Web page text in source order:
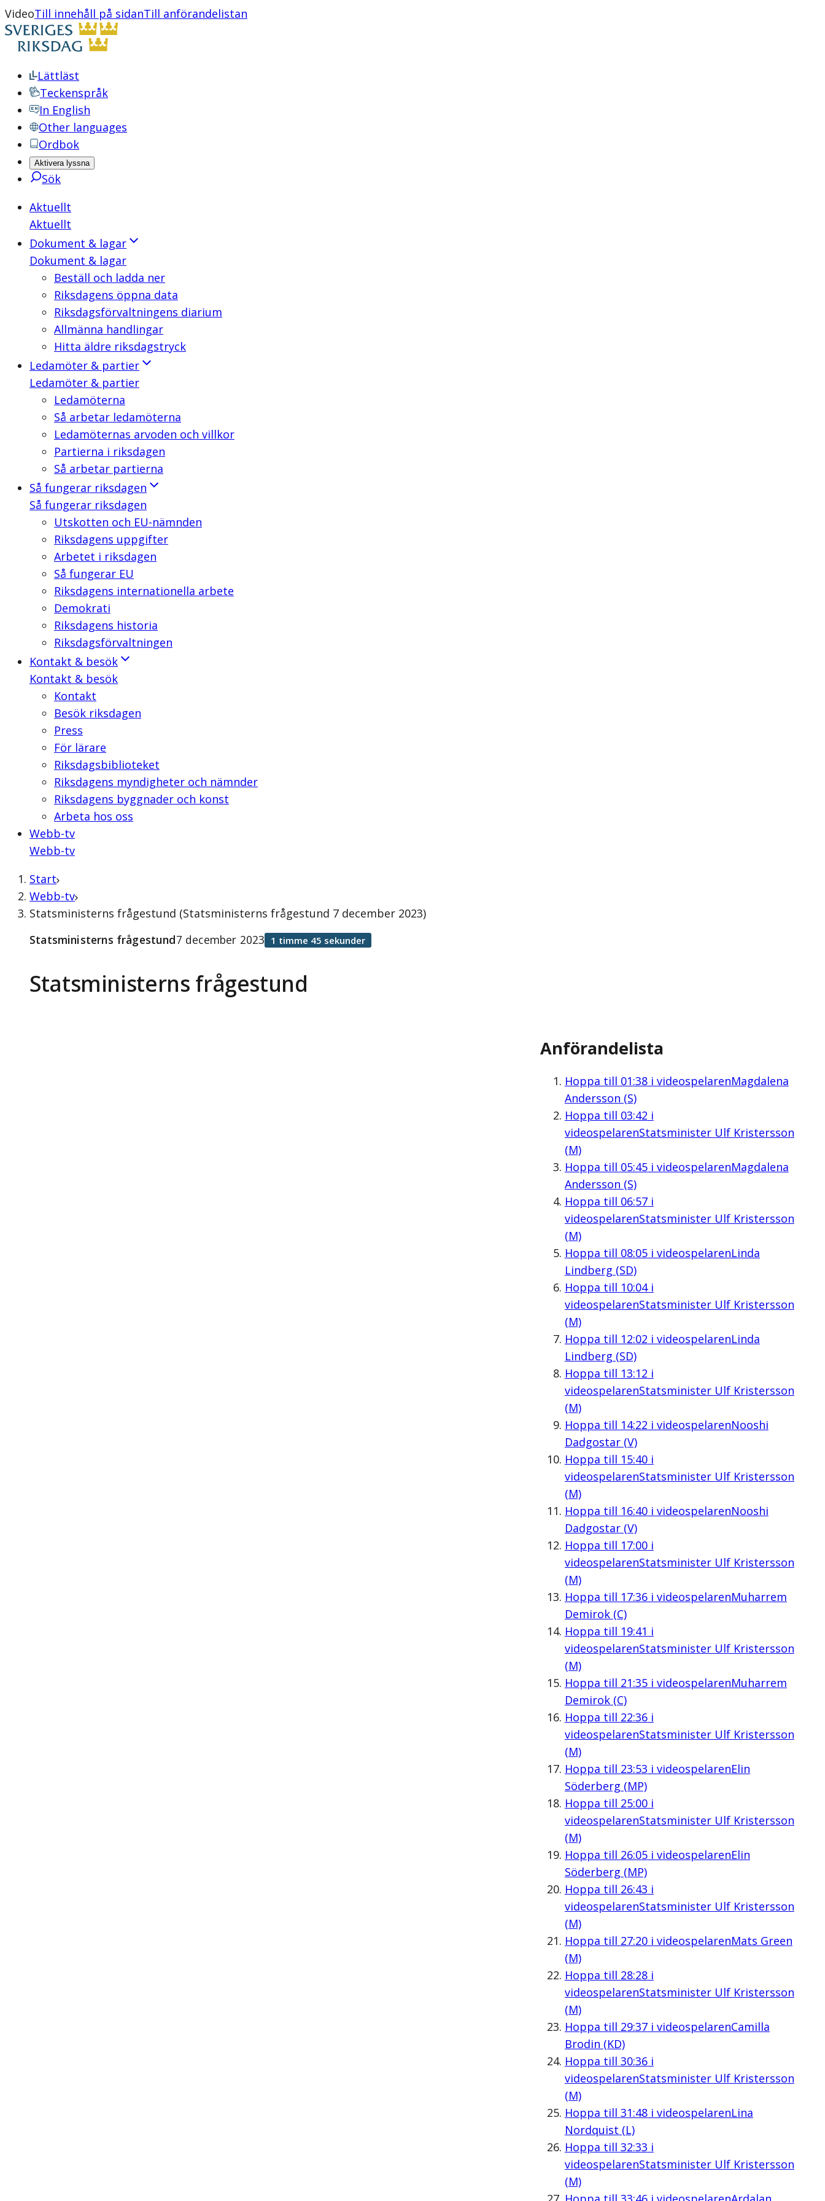
VideoTill innehåll på sidanTill anförandelistan
Lättläst
Teckenspråk
In English
Other languages
Ordbok
Aktivera lyssna
Sök
Aktuellt
Aktuellt
Dokument & lagar
Dokument & lagar
Beställ och ladda ner
Riksdagens öppna data
Riksdagsförvaltningens diarium
Allmänna handlingar
Hitta äldre riksdagstryck
Ledamöter & partier
Ledamöter & partier
Ledamöterna
Så arbetar ledamöterna
Ledamöternas arvoden och villkor
Partierna i riksdagen
Så arbetar partierna
Så fungerar riksdagen
Så fungerar riksdagen
Utskotten och EU-nämnden
Riksdagens uppgifter
Arbetet i riksdagen
Så fungerar EU
Riksdagens internationella arbete
Demokrati
Riksdagens historia
Riksdagsförvaltningen
Kontakt & besök
Kontakt & besök
Kontakt
Besök riksdagen
Press
För lärare
Riksdagsbiblioteket
Riksdagens myndigheter och nämnder
Riksdagens byggnader och konst
Arbeta hos oss
Webb-tv
Webb-tv
Start
Webb-tv
Statsministerns frågestund (Statsministerns frågestund 7 december 2023)
Statsministerns frågestund
Statsministerns frågestund7 december 2023 1 timme 45 sekunder
Anförandelista
Hoppa till 01:38i videospelarenMagdalena
Andersson (S)
Hoppa till 03:42 i
videospelarenStatsminister Ulf Kristersson
(M)
Hoppa till 05:45i videospelarenMagdalena
Andersson (S)
Hoppa till 06:57i
videospelarenStatsminister Ulf Kristersson
(M)
Hoppa till 08:05i videospelarenLinda
Lindberg (SD)
Hoppa till 10:04i
videospelarenStatsminister Ulf Kristersson
(M)
Hoppa till 12:02 i videospelarenLinda
Lindberg (SD)
Hoppa till 13:12 i
videospelarenStatsminister Ulf Kristersson
(M)
Hoppa till 14:22 i videospelarenNooshi
Dadgostar (V)
Hoppa till 15:40i
videospelarenStatsminister Ulf Kristersson
(M)
Hoppa till 16:40i videospelarenNooshi
Dadgostar (V)
Hoppa till 17:00i
videospelarenStatsminister Ulf Kristersson
(M)
Hoppa till 17:36i videospelarenMuharrem
Demirok (C)
Hoppa till 19:41 i
videospelarenStatsminister Ulf Kristersson
(M)
Hoppa till 21:35i videospelarenMuharrem
Demirok (C)
Hoppa till 22:36i
videospelarenStatsminister Ulf Kristersson
(M)
Hoppa till 23:53 i videospelarenElin
Söderberg (MP)
Hoppa till 25:00i
videospelarenStatsminister Ulf Kristersson
(M)
Hoppa till 26:05i videospelarenElin
Söderberg (MP)
Hoppa till 26:43 i
videospelarenStatsminister Ulf Kristersson
(M)
Hoppa till 27:20i videospelarenMats Green
(M)
Hoppa till 28:28i
videospelarenStatsminister Ulf Kristersson
(M)
Hoppa till 29:37i videospelarenCamilla
Brodin (KD)
Hoppa till 30:36i
videospelarenStatsminister Ulf Kristersson
(M)
Hoppa till 31:48i videospelarenLina
Nordquist (L)
Hoppa till 32:33 i
videospelarenStatsminister Ulf Kristersson
(M)